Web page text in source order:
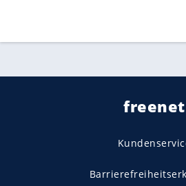
freenet